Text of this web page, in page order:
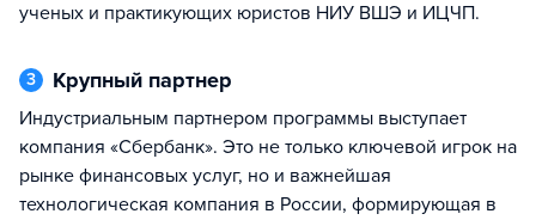
ученых и практикующих юристов НИУ ВШЭ и ИЦЧП.
3 Крупный партнер
Индустриальным партнером программы выступает
компания «Сбербанк». Это не только ключевой игрок на
рынке финансовых услуг, но и важнейшая
технологическая компания в России, формирующая в